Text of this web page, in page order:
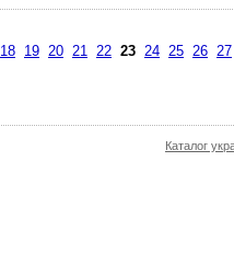
18 19 20 21 22 23 24 25 26 27
Каталог